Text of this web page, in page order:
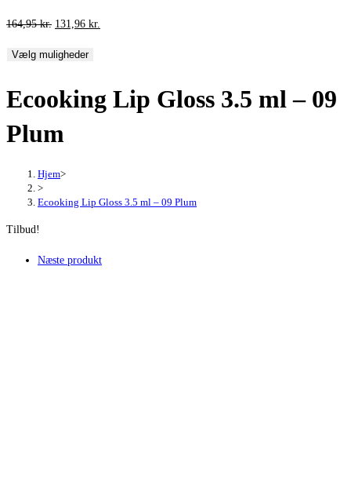
164,95kr. Den
pris
164,95 kr..
131,96 kr.
131,96 kr..
Vælg muligheder
Ecooking Lip Gloss 3.5 ml – 09
Plum
Hjem>
>
Ecooking Lip Gloss 3.5 ml – 09 Plum
Tilbud!
Næste produkt